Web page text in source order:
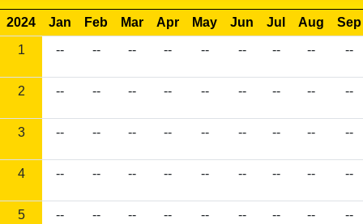
2024 Jan Feb Mar Apr May Jun Jul Aug
Sep
1
-- -- -- -- -- -- -- -- --
2 -- -- -- -- -- -- -- -- --
3 -- -- -- -- -- -- -- -- --
4 -- -- -- -- -- -- -- -- --
5 -- -- -- -- -- -- -- -- --